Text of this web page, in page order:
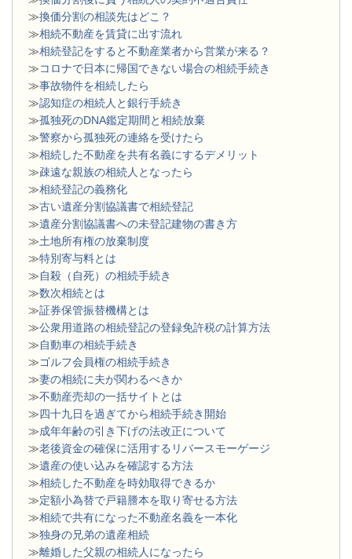
≫換価分割の相談先はどこ？
≫相続不動産を賃貸に出す流れ
≫相続登記をすると不動産業者から営業が来る？
≫コロナで日本に帰国できない場合の相続手続き
≫事故物件を相続したら
≫認知症の相続人と銀行手続き
≫孤独死のDNA鑑定期間と相続放棄
≫警察から孤独死の連絡を受けたら
≫相続した不動産を共有名義にするデメリット
≫疎遠な親族の相続人となったら
≫相続登記の義務化
≫古い遺産分割協議書で相続登記
≫遺産分割協議書への未登記建物の書き方
≫土地所有権の放棄制度
≫特別寄与料とは
≫自殺（自死）の相続手続き
≫数次相続とは
≫証券保管振替機構とは
≫公衆用道路の相続登記の登録免許税の計算方法
≫自動車の相続手続き
≫ゴルフ会員権の相続手続き
≫妻の相続に夫が関わるべきか
≫不動産売却の一括サイトとは
≫四十九日を過ぎてから相続手続き開始
≫成年年齢の引き下げの法改正について
≫老後資金の確保に活用するリバースモーゲージ
≫遺産の使い込みを確認する方法
≫相続した不動産を時効取得できるか
≫定額小為替で戸籍謄本を取り寄せる方法
≫相続で共有になった不動産名義を一本化
≫独身の兄弟の遺産相続
≫離婚した父親の相続人になったら